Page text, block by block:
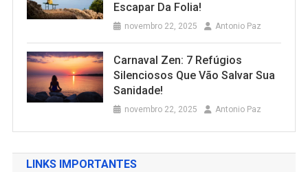
Escapar Da Folia!
novembro 22, 2025 Antonio Paz
Carnaval Zen: 7 Refúgios
Silenciosos Que Vão Salvar Sua
Sanidade!
novembro 22, 2025 Antonio Paz
LINKS IMPORTANTES